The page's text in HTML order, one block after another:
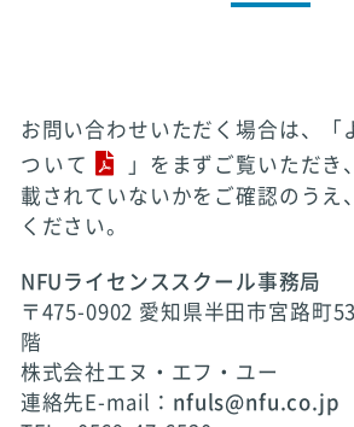
お問い合わせいただく場合は、「
ついて
」をまずご覧いただき
載されていないかをご確認のうえ
ください。
NFUライセンススクール事務局
〒475-0902 愛知県半田市宮路町
階
株式会社エヌ・エフ・ユー
連絡先E-mail： nfuls@nfu.co.jp